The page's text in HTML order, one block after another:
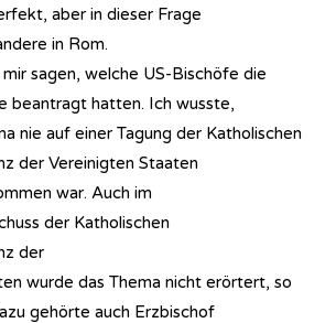
aber in dieser Frage
in Rom.
sagen, welche US-Bischöfe die
beantragt hatten. Ich wusste,
nie auf einer Tagung der Katholischen
der Vereinigten Staaten
war. Auch im
der Katholischen
der
wurde das Thema nicht erörtert, so
gehörte auch Erzbischof